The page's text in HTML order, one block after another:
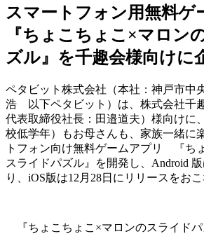
スマートフォン用無料ゲ
『ちょこちょこ×マロン
ズル』を千趣会様向けに
ペタビット株式会社（本社：神戸市中
浩 以下ペタビット）は、株式会社千
代表取締役社長：田邉道夫）様向けに
校低学年）もお母さんも、家族一緒に
トフォン向け無料ゲームアプリ 『ち
スライドパズル』を開発し、Android
り、iOS版は12月28日にリリースをおこ
『ちょこちょこ×マロンのスライド